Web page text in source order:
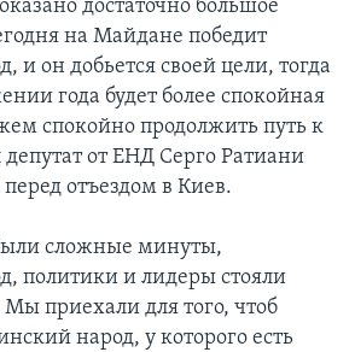
достаточно большое
на Майдане победит
и он добьется своей цели, тогда
года будет более спокойная
спокойно продолжить путь к
депутат от ЕНД Серго Ратиани
отъездом в Киев.
сложные минуты,
политики и лидеры стояли
Мы приехали для того, чтоб
народ, у которого есть